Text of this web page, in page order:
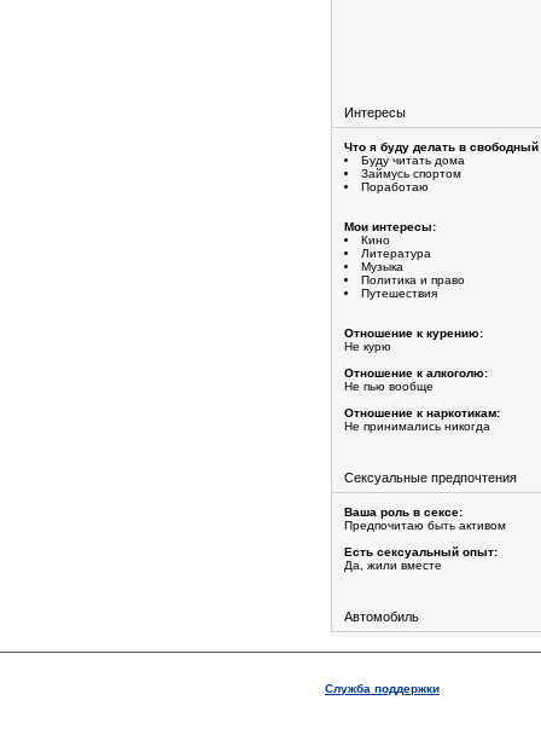
Интересы
Что я буду делать в свободный
Буду читать дома
Займусь спортом
Поработаю
Мои интересы:
Кино
Литература
Музыка
Политика и право
Путешествия
Отношение к курению:
Не курю
Отношение к алкоголю:
Не пью вообще
Отношение к наркотикам:
Не принимались никогда
Сексуальные предпочтения
Ваша роль в сексе:
Предпочитаю быть активом
Есть сексуальный опыт:
Да, жили вместе
Автомобиль
Служба поддержки